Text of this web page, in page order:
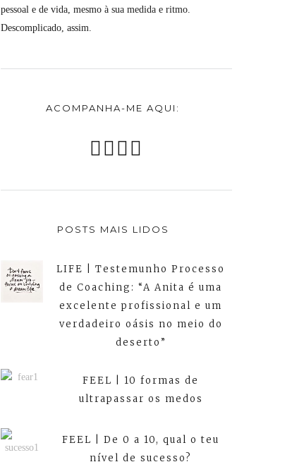
pessoal e de vida, mesmo à sua medida e ritmo.
Descomplicado, assim.
ACOMPANHA-ME AQUI:
POSTS MAIS LIDOS
LIFE | Testemunho Processo
de Coaching: “A Anita é uma
excelente profissional e um
verdadeiro oásis no meio do
deserto”
FEEL | 10 formas de
ultrapassar os medos
FEEL | De 0 a 10, qual o teu
nível de sucesso?